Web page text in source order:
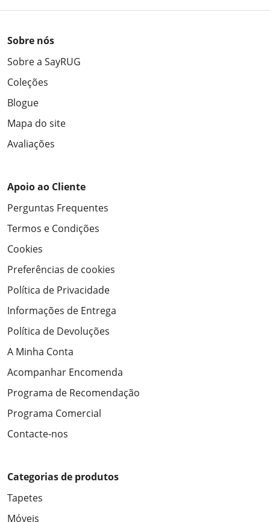
Sobre nós
Sobre a SayRUG
Coleções
Blogue
Mapa do site
Avaliações
Apoio ao Cliente
Perguntas Frequentes
Termos e Condições
Cookies
Preferências de cookies
Política de Privacidade
Informações de Entrega
Política de Devoluções
A Minha Conta
Acompanhar Encomenda
Programa de Recomendação
Programa Comercial
Contacte-nos
Categorias de produtos
Tapetes
Móveis